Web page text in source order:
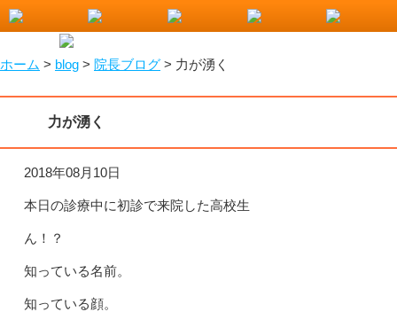
小山市で整骨院をお探しなら！わたなべ整骨院
ホーム > blog > 院長ブログ > 力が湧く
力が湧く
2018年08月10日
本日の診療中に初診で来院した高校生
ん！？
知っている名前。
知っている顔。